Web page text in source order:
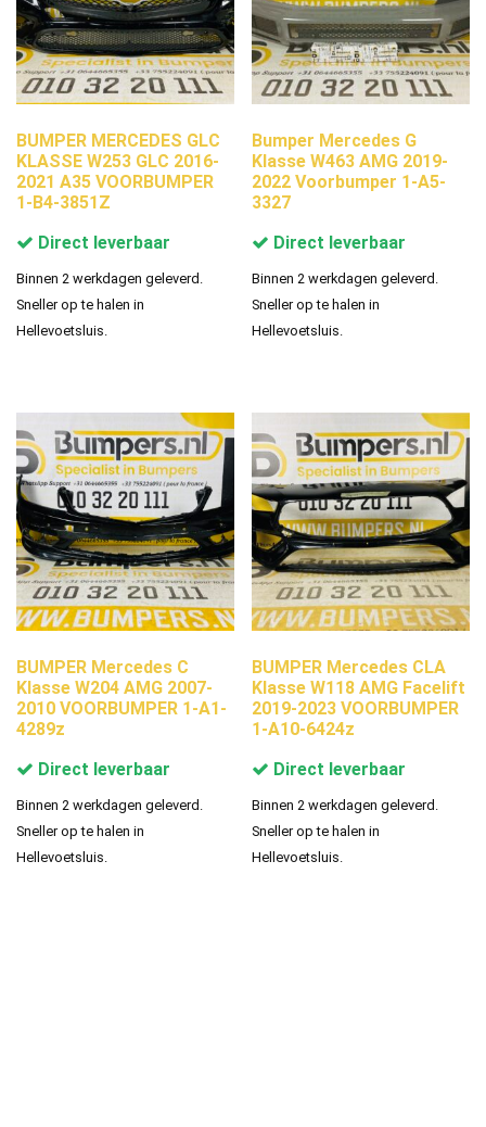
BUMPER MERCEDES GLC
KLASSE W253 GLC 2016-
2021 A35 VOORBUMPER
1-B4-3851Z
Direct leverbaar
Binnen 2 werkdagen geleverd.
Sneller op te halen in
Hellevoetsluis.
Bumper Mercedes G
Klasse W463 AMG 2019-
2022 Voorbumper 1-A5-
3327
Direct leverbaar
Binnen 2 werkdagen geleverd.
Sneller op te halen in
Hellevoetsluis.
BUMPER Mercedes C
Klasse W204 AMG 2007-
2010 VOORBUMPER 1-A1-
4289z
Direct leverbaar
Binnen 2 werkdagen geleverd.
Sneller op te halen in
Hellevoetsluis.
BUMPER Mercedes CLA
Klasse W118 AMG Facelift
2019-2023 VOORBUMPER
1-A10-6424z
Direct leverbaar
Binnen 2 werkdagen geleverd.
Sneller op te halen in
Hellevoetsluis.